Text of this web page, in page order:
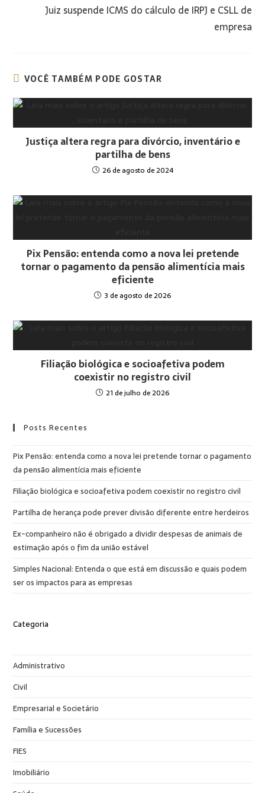
Juiz suspende ICMS do cálculo de IRPJ e CSLL de
empresa
VOCÊ TAMBÉM PODE GOSTAR
Justiça altera regra para divórcio, inventário e
partilha de bens
26 de agosto de 2024
Pix Pensão: entenda como a nova lei pretende
tornar o pagamento da pensão alimentícia mais
eficiente
3 de agosto de 2026
Filiação biológica e socioafetiva podem
coexistir no registro civil
21 de julho de 2026
Posts Recentes
Pix Pensão: entenda como a nova lei pretende tornar o pagamento
da pensão alimentícia mais eficiente
Filiação biológica e socioafetiva podem coexistir no registro civil
Partilha de herança pode prever divisão diferente entre herdeiros
Ex-companheiro não é obrigado a dividir despesas de animais de
estimação após o fim da união estável
Simples Nacional: Entenda o que está em discussão e quais podem
ser os impactos para as empresas
Categoria
Administrativo
Civil
Empresarial e Societário
Família e Sucessões
FIES
Imobiliário